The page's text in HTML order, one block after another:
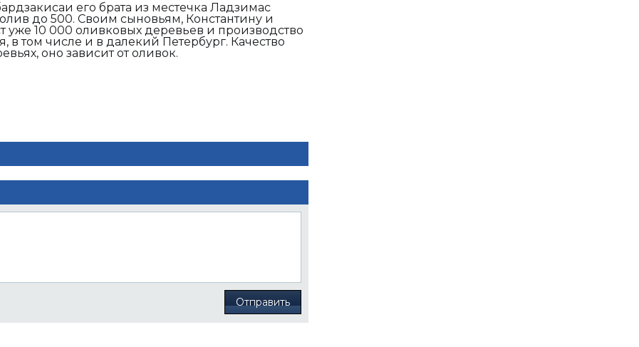
его брата из местечка Ладзимас
до 500. Своим сыновьям, Константину и
уже 10 000 оливковых деревьев и производство
в том числе и в далекий Петербург. Качество
оно зависит от оливок.
Отправить